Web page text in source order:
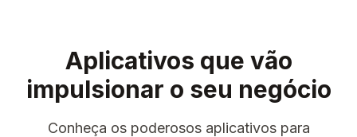
Aplicativos que vão
impulsionar o seu negócio
Conheça os poderosos aplicativos para